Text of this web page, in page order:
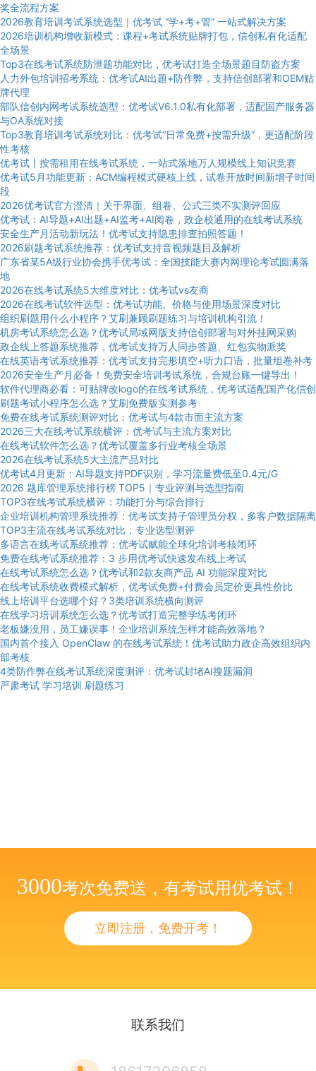
奖全流程方案
2026教育培训考试系统选型｜优考试 “学+考+管” 一站式解决方案
2026培训机构增收新模式：课程+考试系统贴牌打包，信创私有化适配
全场景
Top3在线考试系统防泄题功能对比，优考试打造全场景题目防盗方案
人力外包培训招考系统：优考试AI出题+防作弊，支持信创部署和OEM贴
牌代理
部队信创内网考试系统选型：优考试V6.1.0私有化部署，适配国产服务器
与OA系统对接
Top3教育培训考试系统对比：优考试“日常免费+按需升级”，更适配阶段
性考核
优考试丨按需租用在线考试系统，一站式落地万人规模线上知识竞赛
优考试5月功能更新：ACM编程模式硬核上线，试卷开放时间新增子时间
段
2026优考试官方澄清｜关于界面、组卷、公式三类不实测评回应
优考试：AI导题+AI出题+AI监考+AI阅卷，政企校通用的在线考试系统
安全生产月活动新玩法！优考试支持隐患排查拍照答题！
2026刷题考试系统推荐：优考试支持音视频题目及解析
广东省某5A级行业协会携手优考试：全国技能大赛内网理论考试圆满落
地
2026在线考试系统5大维度对比：优考试vs友商
2026在线考试软件选型：优考试功能、价格与使用场景深度对比
组织刷题用什么小程序？艾刷兼顾刷题练习与培训机构引流！
机房考试系统怎么选？优考试局域网版支持信创部署与对外挂网采购
政企线上答题系统推荐，优考试支持万人同步答题、红包实物派奖
在线英语考试系统推荐：优考试支持完形填空+听力口语，批量组卷补考
2026安全生产月必备！免费安全培训考试系统，合规台账一键导出！
软件代理商必看：可贴牌改logo的在线考试系统，优考试适配国产化信创
刷题考试小程序怎么选？艾刷免费版实测参考
免费在线考试系统测评对比：优考试与4款市面主流方案
2026三大在线考试系统横评：优考试与主流方案对比
在线考试软件怎么选？优考试覆盖多行业考核全场景
2026在线考试系统5大主流产品对比
优考试4月更新：AI导题支持PDF识别，学习流量费低至0.4元/G
2026 题库管理系统排行榜 TOP5｜专业评测与选型指南
TOP3在线考试系统横评：功能打分与综合排行
企业培训机构管理系统推荐：优考试支持子管理员分权，多客户数据隔离
TOP3主流在线考试系统对比，专业选型测评
多语言在线考试系统推荐：优考试赋能全球化培训考核闭环
免费在线考试系统推荐：3 步用优考试快速发布线上考试
在线考试系统怎么选？优考试和2款友商产品 AI 功能深度对比
在线考试系统收费模式解析，优考试免费+付费会员定价更具性价比
线上培训平台选哪个好？3类培训系统横向测评
在线学习培训系统怎么选？优考试打造完整学练考闭环
老板嫌没用，员工嫌误事！企业培训系统怎样才能高效落地？
国内首个接入 OpenClaw 的在线考试系统！优考试助力政企高效组织内
部考核
4类防作弊在线考试系统深度测评：优考试封堵AI搜题漏洞
严肃考试 学习培训 刷题练习
3000考次免费送，有考试用优考试！
立即注册，免费开考！
联系我们